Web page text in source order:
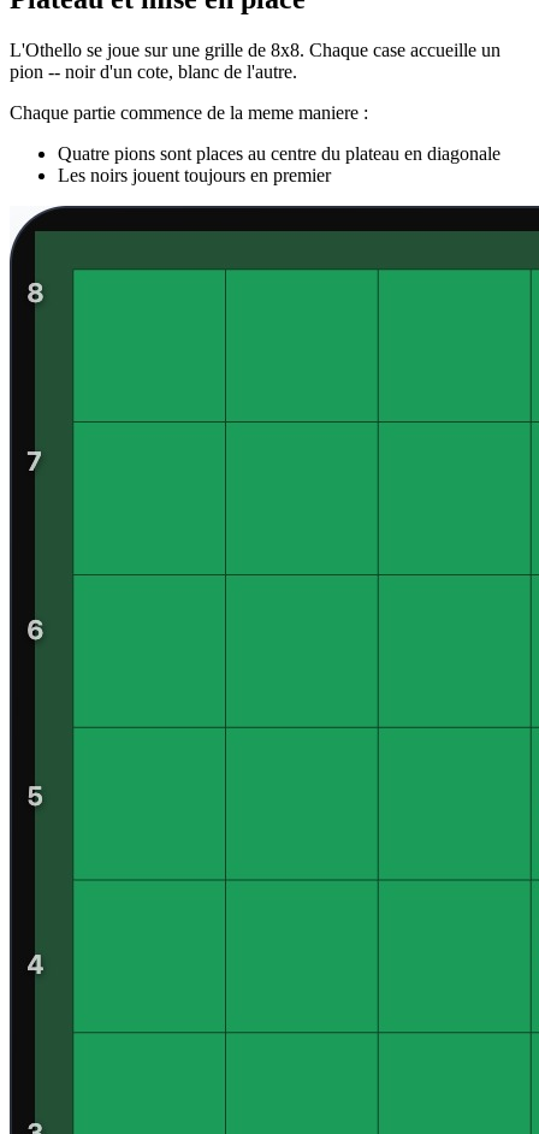
L'Othello se joue sur une grille de 8x8. Chaque case accueille un
pion -- noir d'un cote, blanc de l'autre.
Chaque partie commence de la meme maniere :
Quatre pions sont places au centre du plateau en diagonale
Les noirs jouent toujours en premier